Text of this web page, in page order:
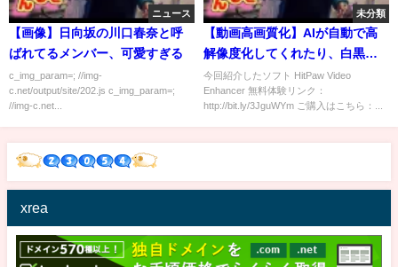
ニュース
【画像】日向坂の川口春奈と呼
ばれてるメンバー、可愛すぎる
c_img_param=; //img-
c.net/output/site/202.js c_img_param=;
//img-c.net...
未分類
【動画高画質化】AIが自動で高
解像度化してくれたり、白黒映
像をカラーにしてくれたりする
ソフトがマジですごい！【白黒
カラー化】
今回紹介したソフト HitPaw Video
Enhancer 無料体験リンク：
http://bit.ly/3JguWYm ご購入はこちら：...
xrea